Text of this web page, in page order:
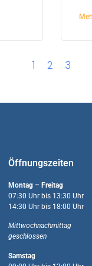
1 2 3
Öffnungszeiten
Montag – Freitag
07:30 Uhr bis 13:30 Uhr
14:30 Uhr bis 18:00 Uhr
Mittwochnachmittag
geschlossen
Samstag